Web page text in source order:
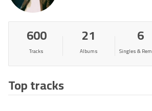
600
Tracks
21
Albums
6
Singles &
Top tracks